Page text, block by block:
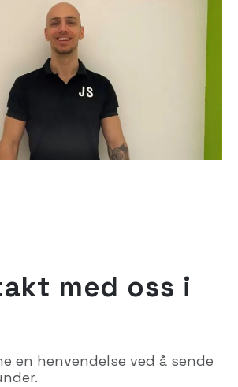
med oss ​​i
en henvendelse ved å sende